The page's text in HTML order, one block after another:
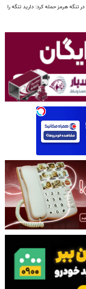
تنگه هرمز حمله کرد: دارید تنگه را